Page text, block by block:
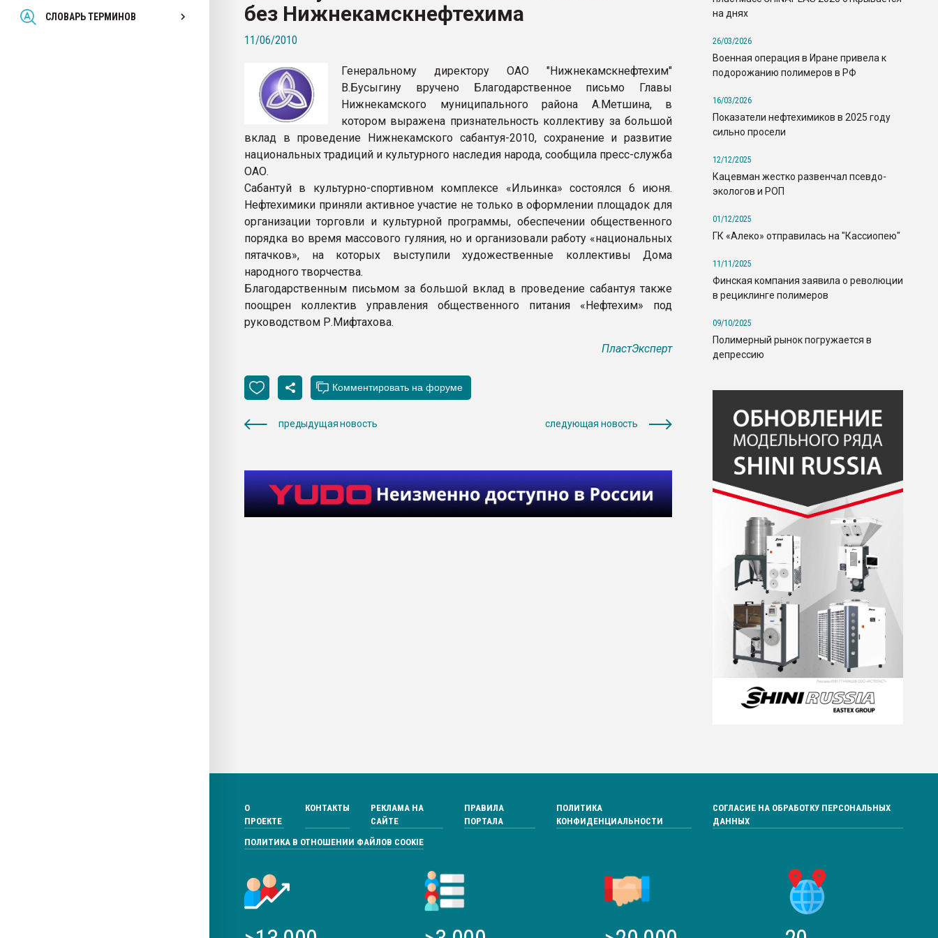
СЛОВАРЬ ТЕРМИНОВ
Всё, что касается выдува ПЭТ
бутылок
ПЕРЕЙТИ НА ФОРУМ
без Нижнекамскнефтехима
11/06/2010
Генеральному директору ОАО "Нижнекамскнефтехим"
В.Бусыгину вручено Благодарственное письмо Главы
Нижнекамского муниципального района А.Метшина, в
котором выражена признательность коллективу за большой
вклад в проведение Нижнекамского сабантуя-2010, сохранение и развитие
национальных традиций и культурного наследия народа, сообщила пресс-служба
ОАО.
Сабантуй в культурно-спортивном комплексе «Ильинка» состоялся 6 июня.
Нефтехимики приняли активное участие не только в оформлении площадок для
организации торговли и культурной программы, обеспечении общественного
порядка во время массового гуляния, но и организовали работу «национальных
пятачков», на которых выступили художественные коллективы Дома
народного творчества.
Благодарственным письмом за большой вклад в проведение сабантуя также
поощрен коллектив управления общественного питания «Нефтехим» под
руководством Р.Мифтахова.
ПластЭксперт
предыдущая новость следующая новость
на днях
26/03/2026
Военная операция в Иране привела к
подорожанию полимеров в РФ
16/03/2026
Показатели нефтехимиков в 2025 году
сильно просели
12/12/2025
Кацевман жестко развенчал псевдо-
экологов и РОП
01/12/2025
ГК «Алеко» отправилась на "Кассиопею"
11/11/2025
Финская компания заявила о революции
в рециклинге полимеров
09/10/2025
Полимерный рынок погружается в
депрессию
О
ПРОЕКТЕ
КОНТАКТЫ
РЕКЛАМА НА
САЙТЕ
ПРАВИЛА
ПОРТАЛА
ПОЛИТИКА
КОНФИДЕНЦИАЛЬНОСТИ
СОГЛАСИЕ НА ОБРАБОТКУ ПЕРСОНАЛЬНЫХ
ДАННЫХ
ПОЛИТИКА В ОТНОШЕНИИ ФАЙЛОВ COOKIE